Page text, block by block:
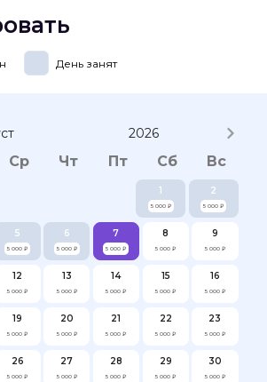
День занят
2026
Ср Чт Пт Сб Вс
1
5 000 ₽
2
5 000 ₽
5
5 000 ₽
6
5 000 ₽
7
5 000 ₽
8
5 000 ₽
9
5 000 ₽
12
5 000 ₽
13
5 000 ₽
14
5 000 ₽
15
5 000 ₽
16
5 000 ₽
19
5 000 ₽
20
5 000 ₽
21
5 000 ₽
22
5 000 ₽
23
5 000 ₽
26
5 000 ₽
27
5 000 ₽
28
5 000 ₽
29
5 000 ₽
30
5 000 ₽